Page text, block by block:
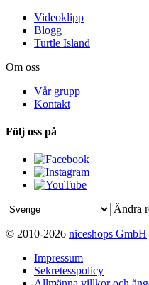
Videoklipp
Blogg
Turtle Island
Om oss
Vår grupp
Kontakt
Följ oss på
Ändra
© 2010-2026 niceshops GmbH
Impressum
Sekretesspolicy